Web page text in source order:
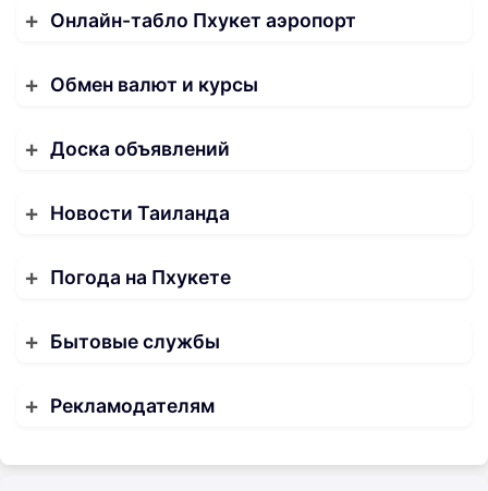
Онлайн-табло Пхукет аэропорт
Обмен валют и курсы
Доска объявлений
Новости Таиланда
Погода на Пхукете
Бытовые службы
Рекламодателям